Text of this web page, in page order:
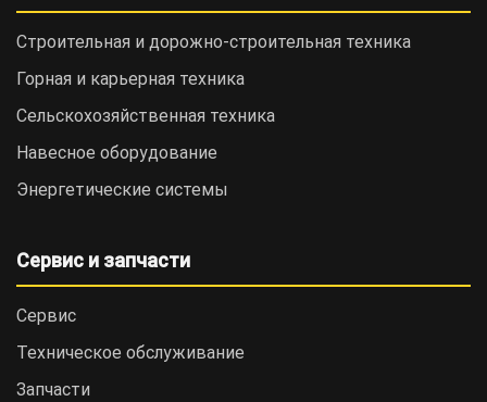
Строительная и дорожно-cтроительная техника
Горная и карьерная техника
Сельскохозяйственная техника
Навесное оборудование
Энергетические системы
Сервис и запчасти
Сервис
Техническое обслуживание
Запчасти